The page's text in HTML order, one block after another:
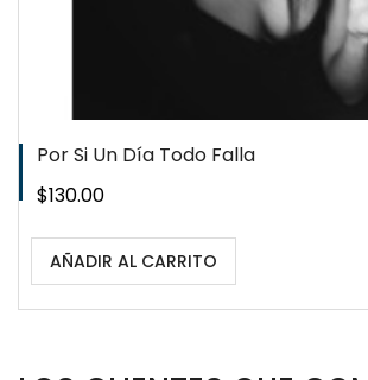
Por Si Un Día Todo Falla
Precio
$130.00
AÑADIR AL CARRITO